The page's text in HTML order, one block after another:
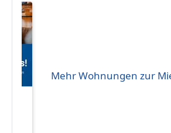
Mehr Wohnungen zur